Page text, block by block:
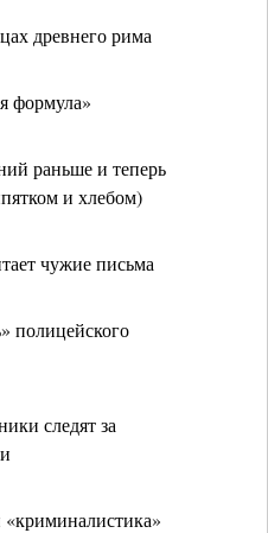
древнего рима
формула»
раньше и теперь
и хлебом)
чужие письма
полицейского
следят за